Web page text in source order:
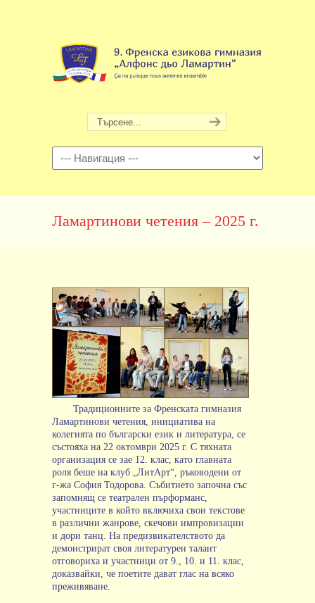
Навигация
Ламартинови четения – 2025 г.
Традиционните за Френската гимназия
Ламартинови четения, инициатива на
колегията по български език и литература, се
състояха на 22 октомври 2025 г. С тяхната
организация се зае 12. клас, като главната
роля беше на клуб „ЛитАрт“, ръководени от
г-жа София Тодорова. Събитието започна със
запомнящ се театрален пърформанс,
участниците в който включиха свои текстове
в различни жанрове, скечови импровизации
и дори танц. На предизвикателството да
демонстрират своя литературен талант
отговориха и участници от 9., 10. и 11. клас,
доказвайки, че поетите дават глас на всяко
преживяване.